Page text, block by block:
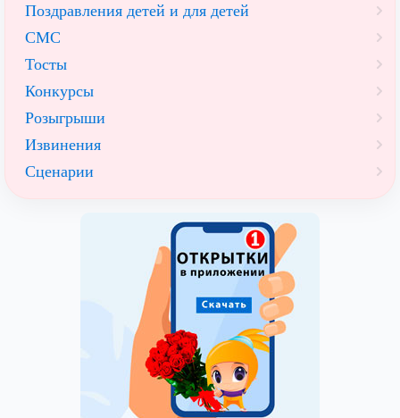
Поздравления детей и для детей
СМС
Тосты
Конкурсы
Розыгрыши
Извинения
Сценарии